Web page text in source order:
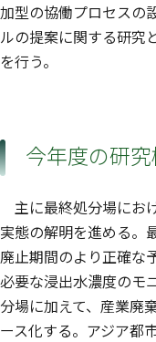
加型の協働プロセスの
ルの提案に関する研究
を行う。
今年度の研
主に最終処分場にお
実態の解明を進める。
廃止期間のより正確な
必要な浸出水濃度のモ
分場に加えて、産業廃
ース化する。アジア都